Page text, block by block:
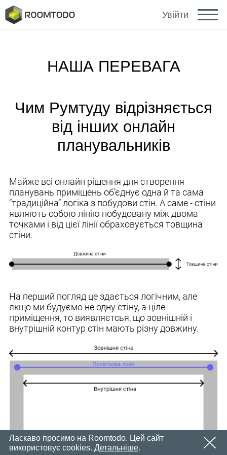
або
Email
OK
Реєстрація Нагадати пароль
Дякуємо за реєстрацію
посиланням для підтвердження.
Будь ласка, перейдіть за посиланням у електронному
OK
Посилання для відновлення пароля надіслано
на ваш email.
Увійти
НАША ПЕРЕВАГА
Чим Румтуду відрізняється
від інших онлайн
планувальників
Майже всі онлайн рішення для створення
планувань приміщень об’єднує одна й та сама
“традиційна” логіка з побудови стін. А саме - стіни
являють собою лінію побудовану між двома
точками і від цієї лінії обраховується товщина
стіни.
На перший погляд це здається логічним, але
якщо ми будуємо не одну стіну, а ціле
приміщення, то виявляєтсья, що зовнішній і
внутрішній контур стін мають різну довжину.
Ласкаво просимо на Roomtodo. Цей сайт
використовує cookies. Детальніше.